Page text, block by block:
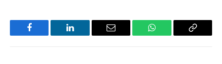
Facebook LinkedIn Email WhatsApp Copy